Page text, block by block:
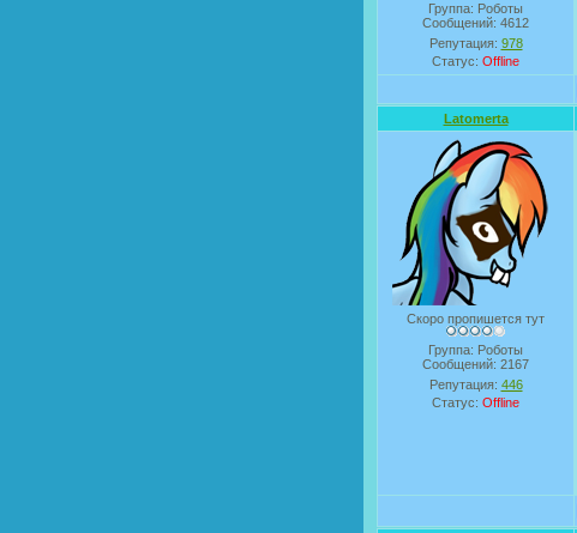
Группа: Роботы
Сообщений: 4612
Репутация: 978
Статус: Offline
Latomerta
Скоро пропишется тут
Группа: Роботы
Сообщений: 2167
Репутация: 446
Статус: Offline